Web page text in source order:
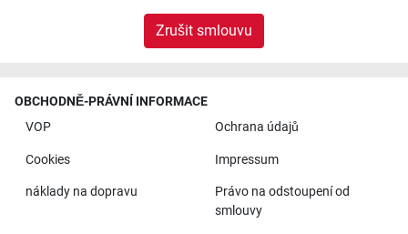
Zrušit smlouvu
OBCHODNĚ-PRÁVNÍ INFORMACE
VOP
Ochrana údajů
Cookies Impressum
náklady na dopravu
Právo na odstoupení od
smlouvy